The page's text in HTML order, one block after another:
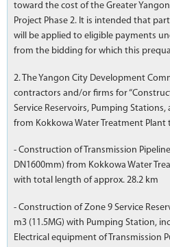
toward the cost of the Greater
Project Phase 2. It is intended that
will be applied to eligible payments
from the bidding for which this
2. The Yangon City Development
contractors and/or firms for
Service Reservoirs, Pumping Stations,
from Kokkowa Water Treatment Plant
- Construction of Transmission
DN1600mm) from Kokkowa Water
with total length of approx. 28.2 km
- Construction of Zone 9 Service
m3 (11.5MG) with Pumping Station,
Electrical equipment of Transmission